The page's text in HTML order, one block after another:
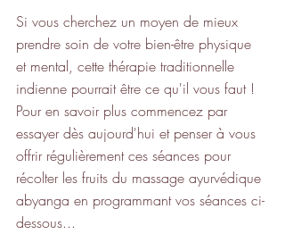
Si vous cherchez un moyen de mieux
prendre soin de votre bien-être physique
et mental, cette thérapie traditionnelle
indienne pourrait être ce qu'il vous faut !
Pour en savoir plus commencez par
essayer dès aujourd'hui et penser à vous
offrir régulièrement ces séances pour
récolter les fruits du massage ayurvédique
abyanga en programmant vos séances ci-
dessous...